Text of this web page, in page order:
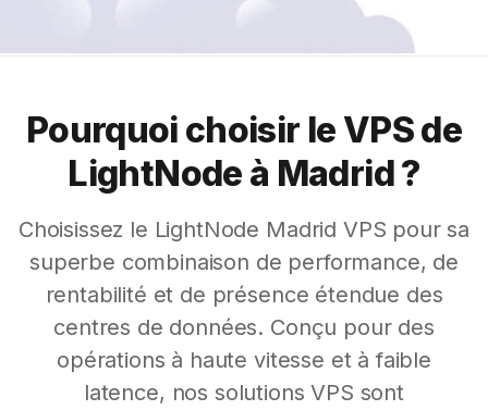
Pourquoi choisir le VPS de
LightNode à Madrid ?
Choisissez le LightNode Madrid VPS pour sa
superbe combinaison de performance, de
rentabilité et de présence étendue des
centres de données. Conçu pour des
opérations à haute vitesse et à faible
latence, nos solutions VPS sont